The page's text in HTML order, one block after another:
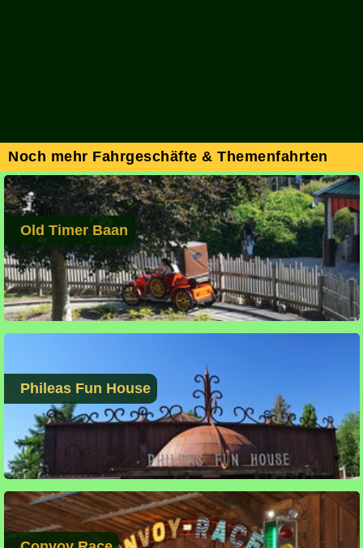
Noch mehr Fahrgeschäfte & Themenfahrten
Old Timer Baan
Phileas Fun House